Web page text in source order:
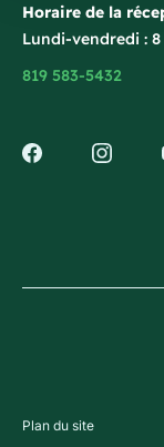
Horaire de la
Lundi-vendredi : 8
819 583-5432
Plan du site